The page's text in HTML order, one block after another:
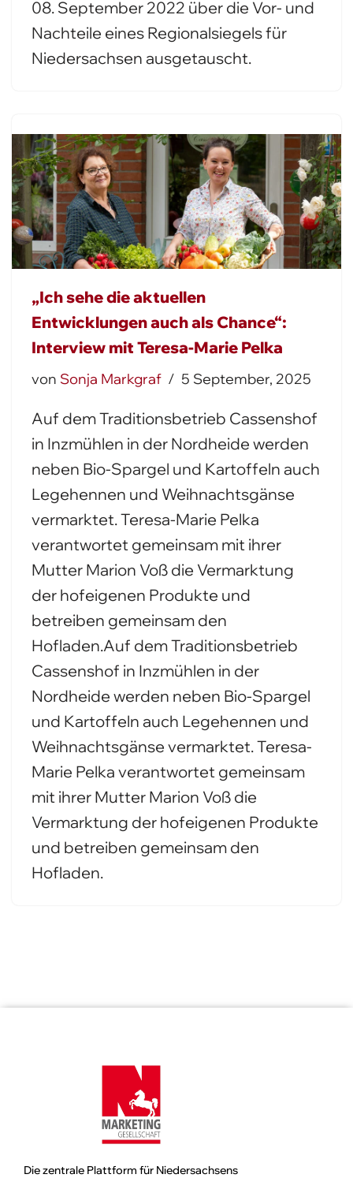
08. September 2022 über die Vor- und
Nachteile eines Regionalsiegels für
Niedersachsen ausgetauscht.
„Ich sehe die aktuellen
Entwicklungen auch als Chance“:
Interview mit Teresa-Marie Pelka
von Sonja Markgraf 5 September, 2025
Auf dem Traditionsbetrieb Cassenshof
in Inzmühlen in der Nordheide werden
neben Bio-Spargel und Kartoffeln auch
Legehennen und Weihnachtsgänse
vermarktet. Teresa-Marie Pelka
verantwortet gemeinsam mit ihrer
Mutter Marion Voß die Vermarktung
der hofeigenen Produkte und
betreiben gemeinsam den
Hofladen.Auf dem Traditionsbetrieb
Cassenshof in Inzmühlen in der
Nordheide werden neben Bio-Spargel
und Kartoffeln auch Legehennen und
Weihnachtsgänse vermarktet. Teresa-
Marie Pelka verantwortet gemeinsam
mit ihrer Mutter Marion Voß die
Vermarktung der hofeigenen Produkte
und betreiben gemeinsam den
Hofladen.
Die zentrale Plattform für Niedersachsens